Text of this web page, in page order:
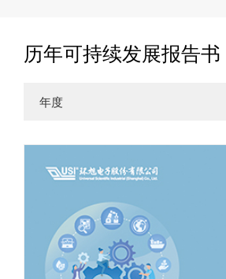
历年可持续发展报告书
年度